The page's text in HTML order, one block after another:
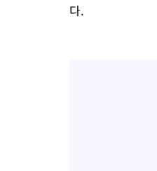
[속보]종합특검, '관저이
다.